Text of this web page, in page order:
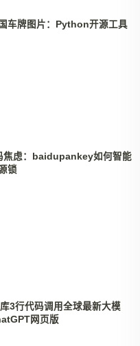
车牌图片：Python开源工具
焦虑：baidupankey如何智能
锁
3行代码调用全球最新大模
网页版